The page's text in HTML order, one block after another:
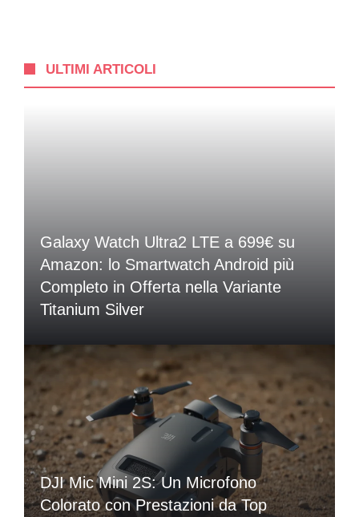
ULTIMI ARTICOLI
Galaxy Watch Ultra2 LTE a 699€ su
Amazon: lo Smartwatch Android più
Completo in Offerta nella Variante
Titanium Silver
DJI Mic Mini 2S: Un Microfono
Colorato con Prestazioni da Top